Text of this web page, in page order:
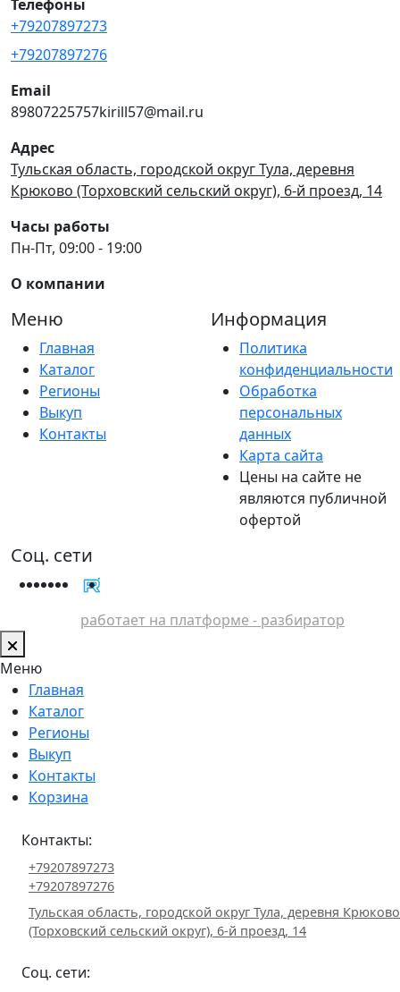
Телефоны
+79207897273
+79207897276
Email
89807225757kirill57@mail.ru
Адрес
Тульская область, городской округ Тула, деревня
Крюково (Торховский сельский округ), 6-й проезд, 14
Часы работы
Пн-Пт, 09:00 - 19:00
О компании
Меню
Главная
Каталог
Регионы
Выкуп
Контакты
Информация
Политика
конфиденциальности
Обработка
персональных
данных
Карта сайта
Цены на сайте не
являются публичной
офертой
Соц. сети
работает на платформе - разбиратор
Меню
Главная
Каталог
Регионы
Выкуп
Контакты
Корзина
Контакты:
+79207897273
+79207897276
Тульская область, городской округ Тула, деревня Крюково
(Торховский сельский округ), 6-й проезд, 14
Соц. сети: